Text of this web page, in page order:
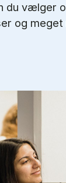
du vælger
og